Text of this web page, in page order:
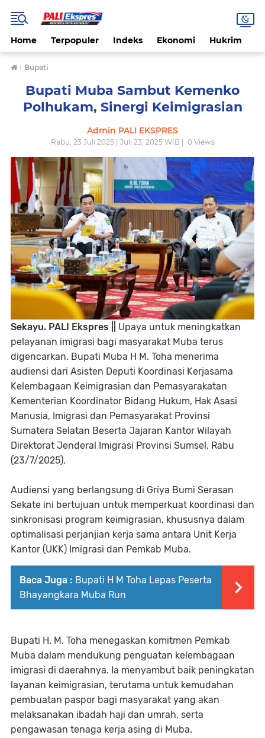
Home Terpopuler Indeks Ekonomi Hukrim
› Bupati
Bupati Muba Sambut Kemenko
Polhukam, Sinergi Keimigrasian
Admin PALI EKSPRES
Rabu, 23 Juli 2025 | Juli 23, 2025 WIB | 0Views
Sekayu. PALI Ekspres || Upaya untuk meningkatkan
pelayanan imigrasi bagi masyarakat Muba terus
digencarkan. Bupati Muba H M. Toha menerima
audiensi dari Asisten Deputi Koordinasi Kerjasama
Kelembagaan Keimigrasian dan Pemasyarakatan
Kementerian Koordinator Bidang Hukum, Hak Asasi
Manusia, Imigrasi dan Pemasyarakat Provinsi
Sumatera Selatan Beserta Jajaran Kantor Wilayah
Direktorat Jenderal Imigrasi Provinsi Sumsel, Rabu
(23/7/2025).
Audiensi yang berlangsung di Griya Bumi Serasan
Sekate ini bertujuan untuk memperkuat koordinasi dan
sinkronisasi program keimigrasian, khususnya dalam
optimalisasi perjanjian kerja sama antara Unit Kerja
Kantor (UKK) Imigrasi dan Pemkab Muba.
Baca Juga : Bupati H M Toha Lepas Peserta
Bhayangkara Muba Run
Bupati H. M. Toha menegaskan komitmen Pemkab
Muba dalam mendukung penguatan kelembagaan
imigrasi di daerahnya. Ia menyambut baik peningkatan
layanan keimigrasian, terutama untuk kemudahan
pembuatan paspor bagi masyarakat yang akan
melaksanakan ibadah haji dan umrah, serta
pengawasan tenaga kerja asing di Muba.